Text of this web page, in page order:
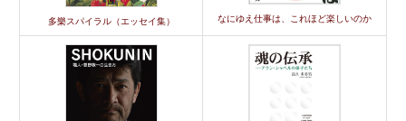
多樂スパイラル（エッセイ集） なにゆえ仕事は、これほど楽しいのか